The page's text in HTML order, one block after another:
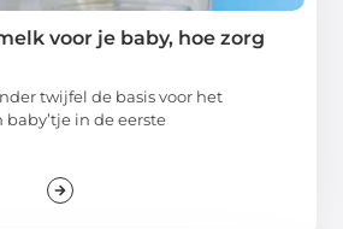
voor je baby, hoe zorg
twijfel de basis voor het
baby’tje in de eerste